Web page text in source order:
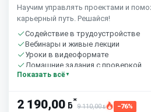
Научим управлять проектами и
карьерный путь. Решайся!
Содействие в трудоустройстве
Вебинары и живые лекции
Уроки в видеоформате
Домашние задания с проверкой
Сообщество студентов
Показать всё
2 190,00 ƃ*
9 110,00ƃ −76%